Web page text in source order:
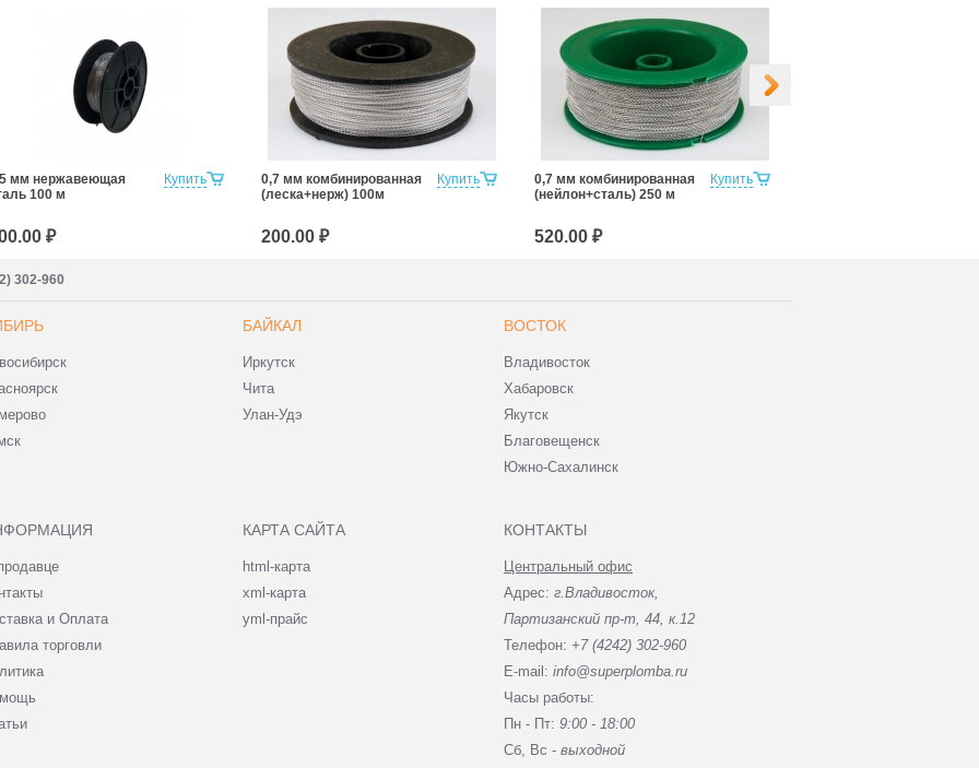
Купить
мм нержавеющая
100 м
₽
Купить
0,7 мм комбинированная
(леска+нерж) 100м
200.00 ₽
Купить
0,7 мм комбинированная
(нейлон+сталь) 250 м
520.00 ₽
302-960
БАЙКАЛ
Иркутск
Чита
Улан-Удэ
ВОСТОК
Владивосток
Хабаровск
Якутск
Благовещенск
Южно-Сахалинск
и Оплата
торговли
КАРТА САЙТА
html-карта
xml-карта
yml-прайс
КОНТАКТЫ
Центральный офис
Адрес: г.Владивосток,
Партизанский пр-т, 44, к.12
Телефон: +7 (4242) 302-960
E-mail: info@superplomba.ru
Часы работы:
Пн - Пт: 9:00 - 18:00
Сб, Вc - выходной